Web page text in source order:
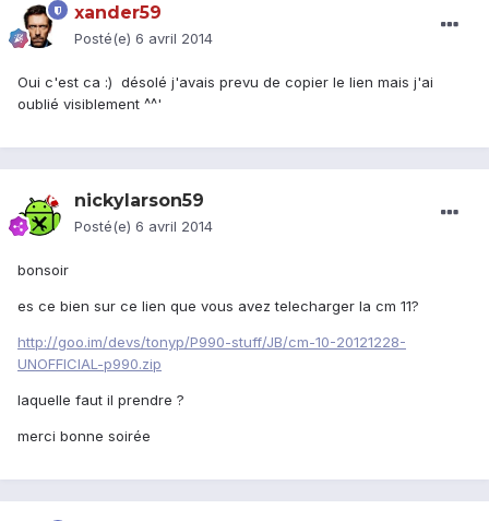
xander59
Posté(e) 6 avril 2014
Oui c'est ca :) désolé j'avais prevu de copier le lien mais j'ai
oublié visiblement ^^'
nickylarson59
Posté(e) 6 avril 2014
bonsoir
es ce bien sur ce lien que vous avez telecharger la cm 11?
http://goo.im/devs/tonyp/P990-stuff/JB/cm-10-20121228-
UNOFFICIAL-p990.zip
laquelle faut il prendre ?
merci bonne soirée